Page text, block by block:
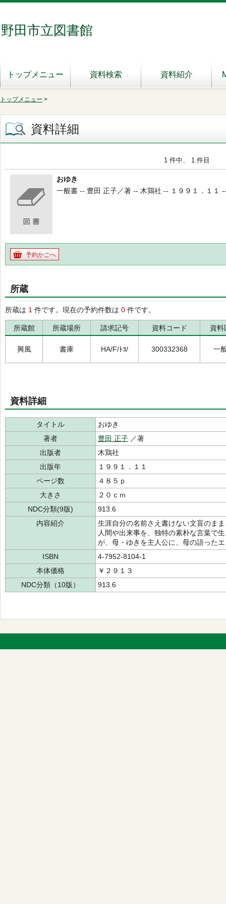
野田市立図書館
トップメニュー 資料検索 資料紹介
トップメニュー >
資料詳細
1 件中、 1 件目
おゆき
一般書 -- 豊田 正子／著 -- 木鶏社 -- １９９１．１１
予約かごへ
所蔵
所蔵は 1 件です。現在の予約件数は 0 件です。
所蔵館 所蔵場所 請求記号 資料コード 資料
興風 書庫 HA/F/ﾄﾖ/ 300332368 一
資料詳細
タイトル
おゆき
著者
豊田 正子 ／著
出版者
木鶏社
出版年
１９９１．１１
ページ数
４８５ｐ
大きさ
２０ｃｍ
NDC分類(9版)
913.6
内容紹介
生涯自分の名前さえ書けない文盲のま
人間や出来事を、独特の素朴な言葉で
が、母・ゆきを主人公に、母の語った
ISBN
4-7952-8104-1
本体価格
￥２９１３
NDC分類（10版）
913.6